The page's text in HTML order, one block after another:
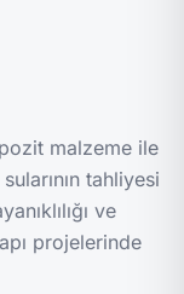
malzeme ile
tahliyesi
ve
projelerinde